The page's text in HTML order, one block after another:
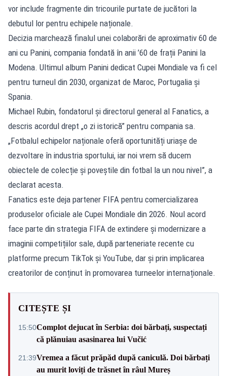
vor include fragmente din tricourile purtate de jucători la
debutul lor pentru echipele naționale.
Decizia marchează finalul unei colaborări de aproximativ 60 de
ani cu Panini, compania fondată în anii ’60 de frații Panini la
Modena. Ultimul album Panini dedicat Cupei Mondiale va fi cel
pentru turneul din 2030, organizat de Maroc, Portugalia și
Spania.
Michael Rubin, fondatorul și directorul general al Fanatics, a
descris acordul drept „o zi istorică” pentru compania sa.
„Fotbalul echipelor naționale oferă oportunități uriașe de
dezvoltare în industria sportului, iar noi vrem să ducem
obiectele de colecție și poveștile din fotbal la un nou nivel”, a
declarat acesta.
Fanatics este deja partener FIFA pentru comercializarea
produselor oficiale ale Cupei Mondiale din 2026. Noul acord
face parte din strategia FIFA de extindere și modernizare a
imaginii competițiilor sale, după parteneriate recente cu
platforme precum TikTok și YouTube, dar și prin implicarea
creatorilor de conținut în promovarea turneelor internaționale.
CITEȘTE ȘI
15:50Complot dejucat în Serbia: doi bărbați, suspectați
că plănuiau asasinarea lui Vučić
21:39Vremea a făcut prăpăd după caniculă. Doi bărbați
au murit loviți de trăsnet în râul Mureș